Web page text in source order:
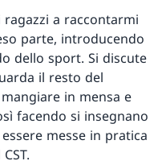
a raccontarmi
parte, introducendo
dello sport. Si discute
il resto del
in mensa e
facendo si insegnano
messe in pratica